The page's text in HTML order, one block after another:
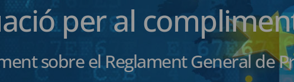
per al
sobre el Reglament General de